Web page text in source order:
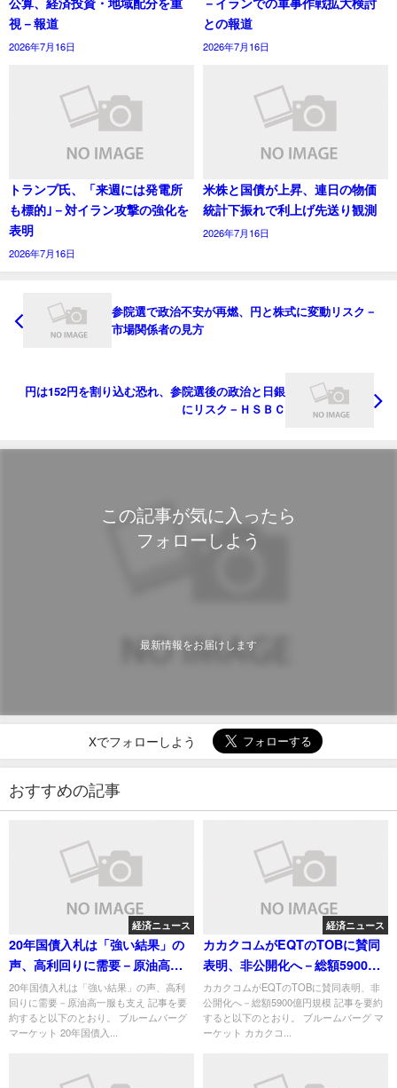
視－報道
2026年7月16日
との報道
2026年7月16日
トランプ氏、「来週には発電所
も標的｣－対イラン攻撃の強化を
表明
2026年7月16日
米株と国債が上昇、連日の物価
統計下振れで利上げ先送り観測
2026年7月16日
参院選で政治不安が再燃、円と株式に変動リスク－
市場関係者の見方
円は152円を割り込む恐れ、参院選後の政治と日銀
にリスク－ＨＳＢＣ
この記事が気に入ったら
フォローしよう
最新情報をお届けします
Xでフォローしよう
おすすめの記事
経済ニュース
20年国債入札は「強い結果」の
声、高利回りに需要－原油高一
服も支え
20年国債入札は「強い結果」の声、高利
回りに需要－原油高一服も支え 記事を要
約すると以下のとおり。 ブルームバーグ
マーケット 20年国債入...
経済ニュース
カカクコムがEQTのTOBに賛同
表明、非公開化へ－総額5900億
円規模
カカクコムがEQTのTOBに賛同表明、非
公開化へ－総額5900億円規模 記事を要約
すると以下のとおり。 ブルームバーグ マ
ーケット カカクコ...